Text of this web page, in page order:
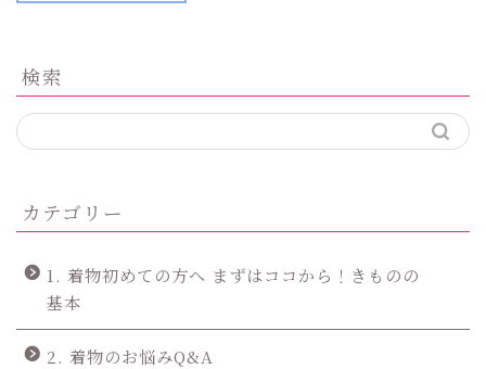
検索
カテゴリー
1. 着物初めての方へ まずはココから！きものの
基本
2. 着物のお悩みQ&A